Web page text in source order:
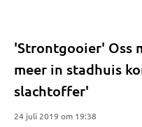
'Strontgooier' Oss
meer in stadhuis
slachtoffer'
24 juli 2019 om 19:38